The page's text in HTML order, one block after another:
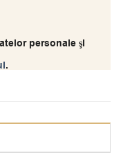
personale şi
.